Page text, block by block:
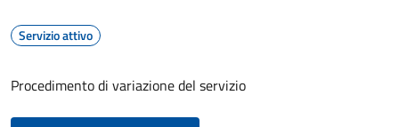
Servizio attivo
Procedimento di variazione del servizio